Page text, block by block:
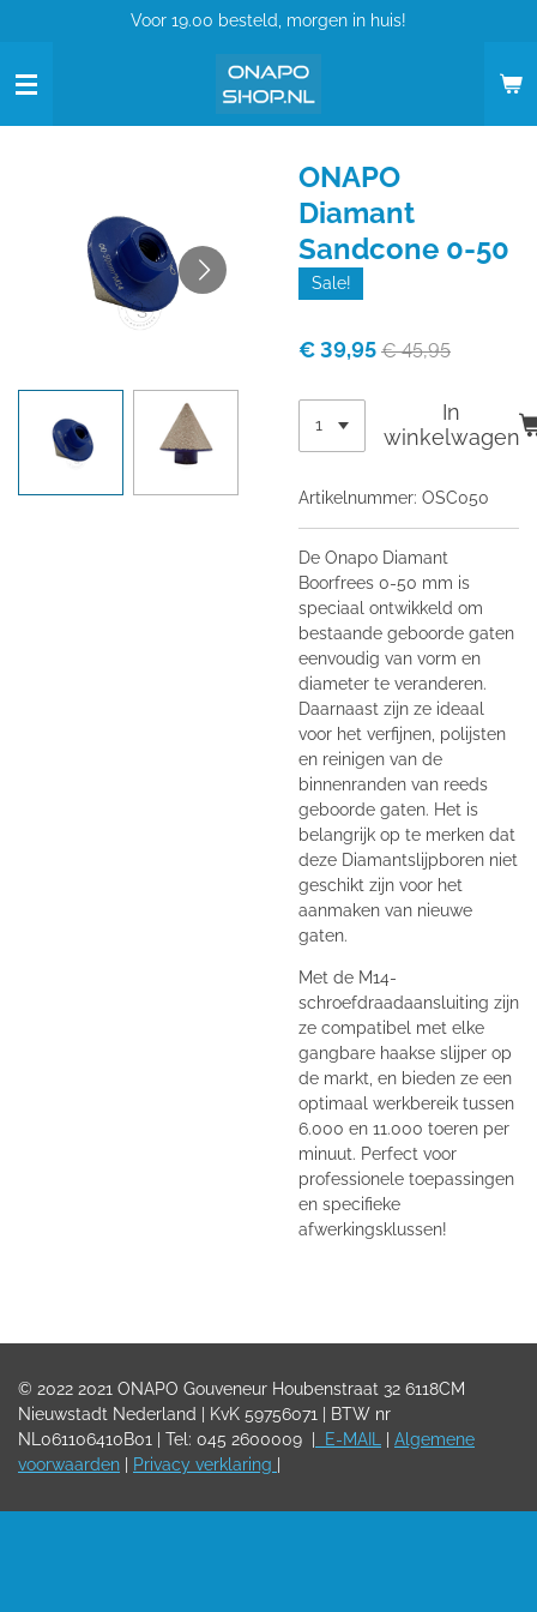
naar
de
hoofdinhoud
Voor 19.00 besteld, morgen in huis!
ONAPO
Diamant
Sandcone 0-50
Sale!
€ 39,95 € 45,95
In
winkelwagen
Artikelnummer: OSC050
De Onapo Diamant
Boorfrees 0-50 mm is
speciaal ontwikkeld om
bestaande geboorde gaten
eenvoudig van vorm en
diameter te veranderen.
Daarnaast zijn ze ideaal
voor het verfijnen, polijsten
en reinigen van de
binnenranden van reeds
geboorde gaten. Het is
belangrijk op te merken dat
deze Diamantslijpboren niet
geschikt zijn voor het
aanmaken van nieuwe
gaten.
Met de M14-
schroefdraadaansluiting zijn
ze compatibel met elke
gangbare haakse slijper op
de markt, en bieden ze een
optimaal werkbereik tussen
6.000 en 11.000 toeren per
minuut. Perfect voor
professionele toepassingen
en specifieke
afwerkingsklussen!
© 2022 2021 ONAPO Gouveneur Houbenstraat 32 6118CM
Nieuwstadt Nederland |
KvK 59756071 | BTW nr
NL061106410B01 | Tel: 045 2600009 E-MAIL
Algemene
voorwaarden
Privacy verklaring